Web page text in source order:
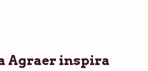
Agraer inspira